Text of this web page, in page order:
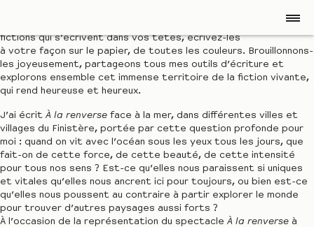
fictions qui s’écrivent dans vos têtes, écrivez-les
à votre façon sur le papier, de toutes les couleurs. Brouillonnons-
les joyeusement, partageons tous mes outils d’écriture et
explorons ensemble cet immense territoire de la fiction vivante,
qui rend heureuse et heureux.
J’ai écrit À la renverse face à la mer, dans différentes villes et
villages du Finistère, portée par cette question profonde pour
moi : quand on vit avec l’océan sous les yeux tous les jours, que
fait-on de cette force, de cette beauté, de cette intensité
pour tous nos sens ? Est-ce qu’elles nous paraissent si uniques
et vitales qu’elles nous ancrent ici pour toujours, ou bien est-ce
qu’elles nous poussent au contraire à partir explorer le monde
pour trouver d’autres paysages aussi forts ?
À l’occasion de la représentation du spectacle À la renverse à